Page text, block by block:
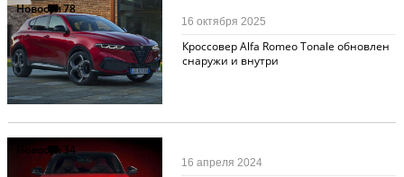
Новости78
Кроссовер Alfa Romeo Tonale обновлен
снаружи и внутри
16 октября 2025
Новости34
16 апреля 2024